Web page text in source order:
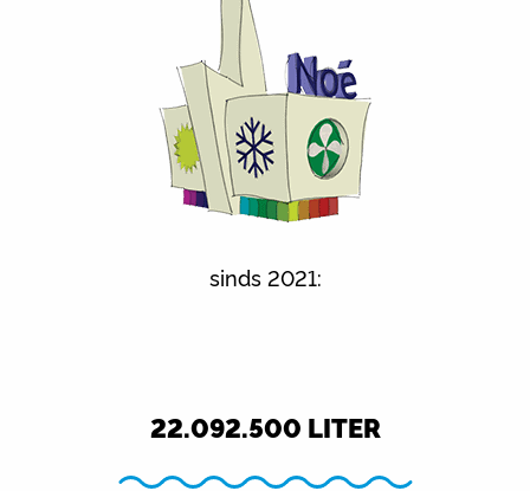
sinds 2021:
22.092.500 LITER